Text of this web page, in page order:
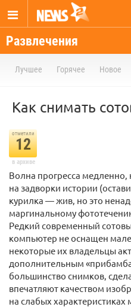
Развлечения
Лучшее Горячее Новое
Как снимать
отметили
12
в архиве
Волна прогресса
на задворки истории
курилка — жив, но это
маргинальному
Редкий современный
компьютер не оснащен
некоторые их владельцы
дополнительным
большинство снимков,
впечатляют качеством
на слабых